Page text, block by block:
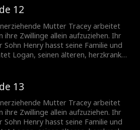
12
Mutter Tracey arbeitet
ihre Zwillinge allein aufzuziehen. Ihr
Sohn Henry hasst seine Familie und
Logan, seinen älteren, herzkranken
was sein Leben für immer
Tracey arbeitet weiterhin als
in Gelegenheitsjobs. Sowohl
auch Logan haben nie aufgegeben,
zu finden, und Logan, der jetzt
13
Mutter Tracey arbeitet
ihre Zwillinge allein aufzuziehen. Ihr
Sohn Henry hasst seine Familie und